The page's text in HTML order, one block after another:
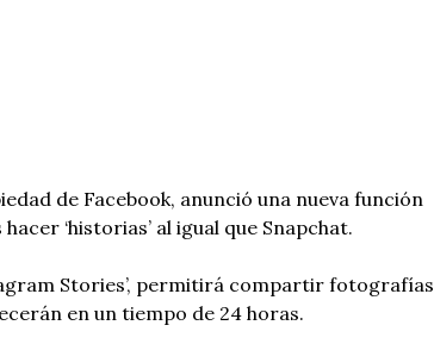
de Facebook, anunció una nueva función
‘historias’ al igual que Snapchat.
Stories’, permitirá compartir fotografías
en un tiempo de 24 horas.